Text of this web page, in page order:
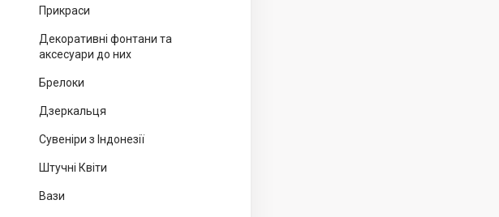
Прикраси
Декоративні фонтани та
аксесуари до них
Брелоки
Дзеркальця
Сувеніри з Індонезії
Штучні Квіти
Вази